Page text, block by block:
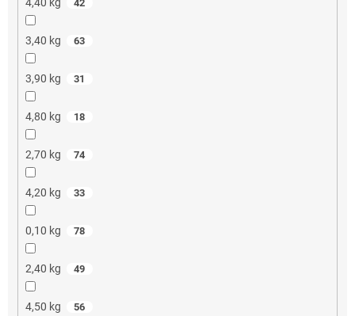
4,40 kg 42
3,40 kg 63
3,90 kg 31
4,80 kg 18
2,70 kg 74
4,20 kg 33
0,10 kg 78
2,40 kg 49
4,50 kg 56